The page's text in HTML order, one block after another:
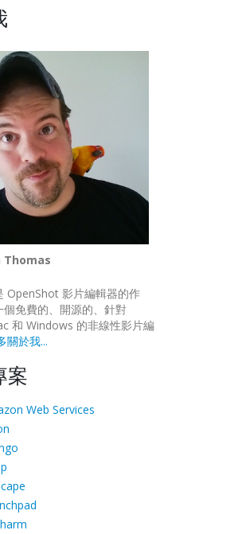
Thomas
OpenShot 影片編輯器的作
個免費的、開源的、針對
和 Windows 的非線性影片編
關於我...
案
Web Services